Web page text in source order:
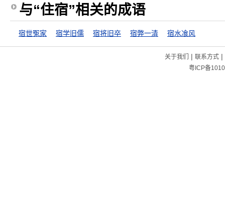
与“住宿”相关的成语
宿世冤家 宿学旧儒 宿将旧卒 宿弊一清 宿水飡风
关于我们 | 联系方式|
粤ICP备